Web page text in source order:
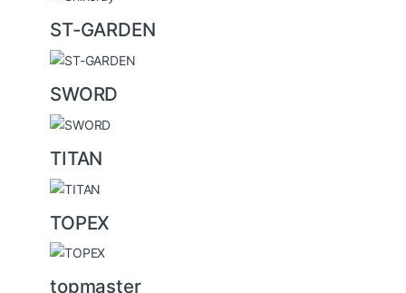
ST-GARDEN
SWORD
TITAN
TOPEX
topmaster